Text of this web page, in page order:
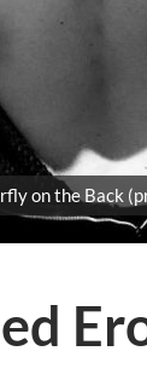
on the Back